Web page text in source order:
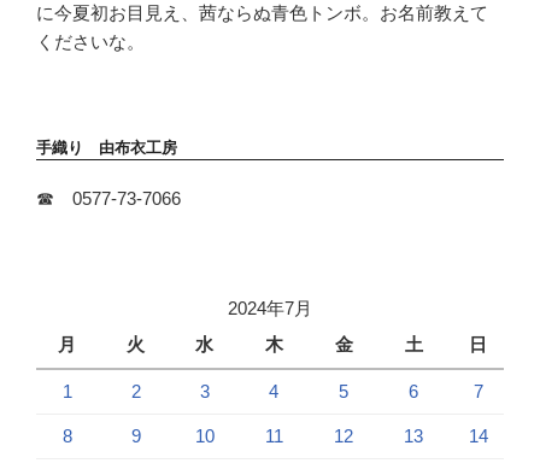
に今夏初お目見え、茜ならぬ青色トンボ。お名前教えて
くださいな。
手織り 由布衣工房
☎ 0577-73-7066
2024年7月
月
火 水 木 金 土 日
1 2 3 4 5 6 7
8 9 10 11 12 13 14